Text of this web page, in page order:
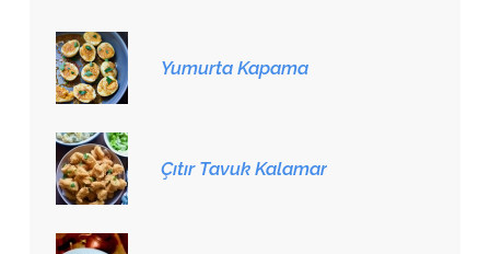
Yumurta Kapama
Çıtır Tavuk Kalamar